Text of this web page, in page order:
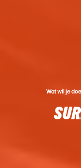
Wat wil je